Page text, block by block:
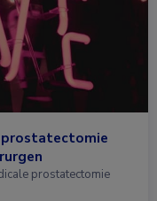
prostatectomie
prostatectomie